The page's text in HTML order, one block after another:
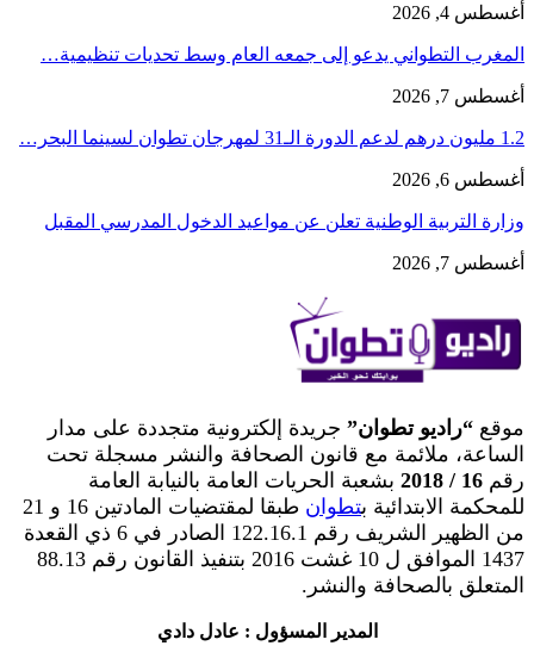
أغسطس 4, 2026
المغرب التطواني يدعو إلى جمعه العام وسط تحديات تنظيمية…
أغسطس 7, 2026
1.2 مليون درهم لدعم الدورة الـ31 لمهرجان تطوان لسينما البحر…
أغسطس 6, 2026
وزارة التربية الوطنية تعلن عن مواعيد الدخول المدرسي المقبل
أغسطس 7, 2026
موقع “راديو تطوان” جريدة إلكترونية متجددة على مدار
الساعة، ملائمة مع قانون الصحافة والنشر مسجلة تحت
رقم 16 / 2018
بشعبة الحريات العامة بالنيابة العامة
للمحكمة الابتدائية بتطوان
طبقا لمقتضيات المادتين 16 و 21
من الظهير الشريف رقم 122.16.1 الصادر في 6 ذي القعدة
1437 الموافق ل 10 غشت 2016 بتنفيذ القانون رقم 88.13
المتعلق بالصحافة والنشر.
المدير المسؤول : عادل دادي